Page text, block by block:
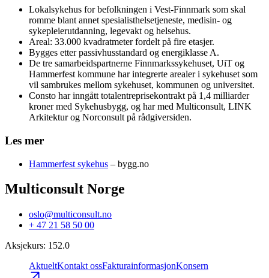
Lokalsykehus for befolkningen i Vest-Finnmark som skal
romme blant annet spesialisthelsetjeneste, medisin- og
sykepleierutdanning, legevakt og helsehus.
Areal: 33.000 kvadratmeter fordelt på fire etasjer.
Bygges etter passivhusstandard og energiklasse A.
De tre samarbeidspartnerne Finnmarkssykehuset, UiT og
Hammerfest kommune har integrerte arealer i sykehuset som
vil sambrukes mellom sykehuset, kommunen og universitet.
Consto har inngått totalentreprisekontrakt på 1,4 milliarder
kroner med Sykehusbygg, og har med Multiconsult, LINK
Arkitektur og Norconsult på rådgiversiden.
Les mer
Hammerfest sykehus – bygg.no
Multiconsult Norge
oslo@multiconsult.no
+ 47 21 58 50 00
Aksjekurs: 152.0
AktueltKontakt ossFakturainformasjonKonsern